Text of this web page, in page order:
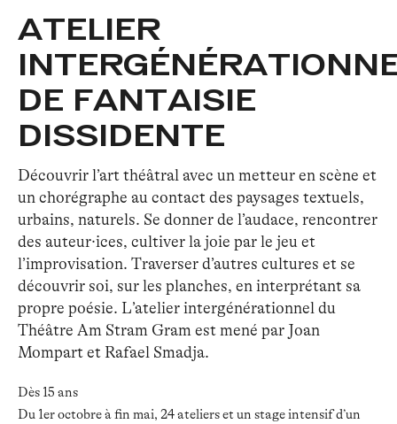
ATELIER
DE FANTAISIE
DISSIDENTE
Découvrir l’art théâtral avec un metteur en scène et
un chorégraphe au contact des paysages textuels,
urbains, naturels. Se donner de l’audace, rencontrer
des auteur·ices, cultiver la joie par le jeu et
l’improvisation. Traverser d’autres cultures et se
découvrir soi, sur les planches, en interprétant sa
propre poésie. L’atelier intergénérationnel du
Théâtre Am Stram Gram est mené par Joan
Mompart et Rafael Smadja.
Dès 15 ans
Du 1er octobre à fin mai, 24 atelierset un stage intensif d’un